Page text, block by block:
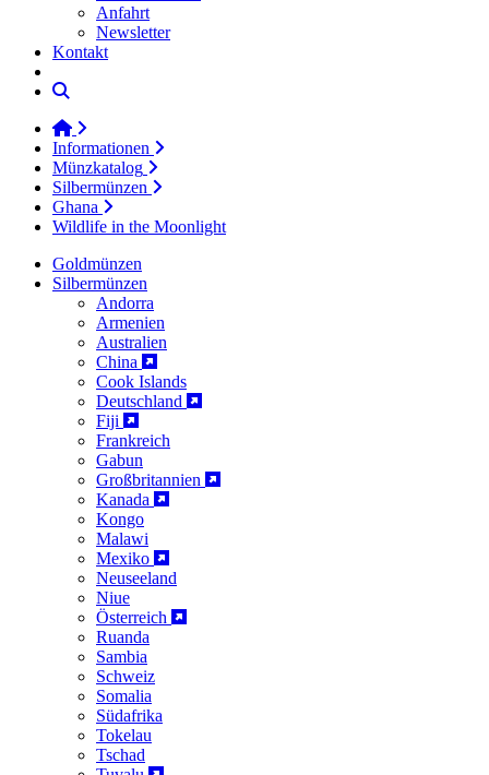
Anfahrt
Newsletter
Kontakt
Informationen
Münzkatalog
Silbermünzen
Ghana
Wildlife in the Moonlight
Goldmünzen
Silbermünzen
Andorra
Armenien
Australien
China
Cook Islands
Deutschland
Fiji
Frankreich
Gabun
Großbritannien
Kanada
Kongo
Malawi
Mexiko
Neuseeland
Niue
Österreich
Ruanda
Sambia
Schweiz
Somalia
Südafrika
Tokelau
Tschad